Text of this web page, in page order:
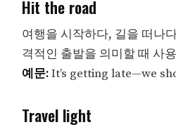
Hit the road
여행을 시작하다, 길을 떠나
격적인 출발을 의미할 때 사
예문:It’s getting late—we
Travel light